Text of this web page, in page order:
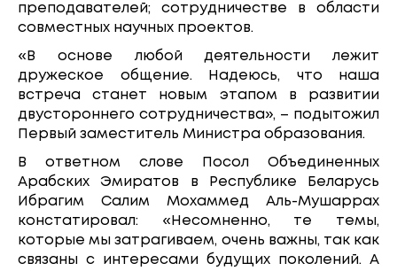
преподавателей; сотрудничестве в области
совместных научных проектов.
«В основе любой деятельности лежит
дружеское общение. Надеюсь, что наша
встреча станет новым этапом в развитии
двустороннего сотрудничества», – подытожил
Первый заместитель Министра образования.
В ответном слове Посол Объединенных
Арабских Эмиратов в Республике Беларусь
Ибрагим Салим Мохаммед Аль-Мушаррах
констатировал: «Несомненно, те темы,
которые мы затрагиваем, очень важны, так как
связаны с интересами будущих поколений. А